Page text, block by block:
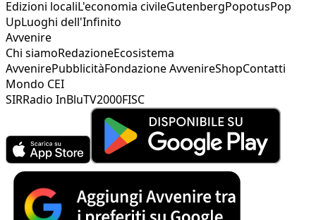
Edizioni localiL'economia civileGutenbergPopotusPop
UpLuoghi dell'Infinito
Avvenire
Chi siamoRedazioneEcosistema
AvvenirePubblicitàFondazione AvvenireShopContatti
Mondo CEI
SIRRadio InBluTV2000FISC